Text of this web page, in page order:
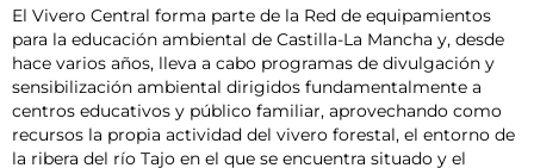
El Vivero Central forma parte de la Red de equipamientos
para la educación ambiental de Castilla-La Mancha y, desde
hace varios años, lleva a cabo programas de divulgación y
sensibilización ambiental dirigidos fundamentalmente a
centros educativos y público familiar, aprovechando como
recursos la propia actividad del vivero forestal, el entorno de
la ribera del río Tajo en el que se encuentra situado y el